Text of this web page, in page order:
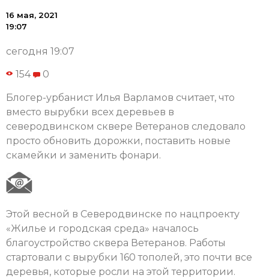
16 мая, 2021
19:07
сегодня 19:07
154 0
Блогер-урбанист Илья Варламов считает, что
вместо вырубки всех деревьев в
северодвинском сквере Ветеранов следовало
просто обновить дорожки, поставить новые
скамейки и заменить фонари.
Этой весной в Северодвинске по нацпроекту
«Жилье и городская среда» началось
благоустройство сквера Ветеранов. Работы
стартовали с вырубки 160 тополей, это почти все
деревья, которые росли на этой территории.